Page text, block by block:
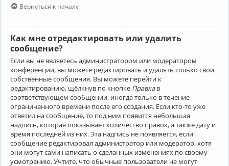
Вернуться к началу
Как мне отредактировать или удалить
сообщение?
Если вы не являетесь администратором или модератором
конференции, вы можете редактировать и удалять только свои
собственные сообщения. Вы можете перейти к
редактированию, щёлкнув по кнопке Правкав
соответствующем сообщении, иногда только в течение
ограниченного времени после его создания. Если кто-то уже
ответил на сообщение, то под ним появится небольшая
надпись, которая показывает количество правок, а также дату и
время последней из них. Эта надпись не появляется, если
сообщение редактировал администратор или модератор, хотя
они могут сами написать о сделанных изменениях по своему
усмотрению. Учтите, что обычные пользователи не могут